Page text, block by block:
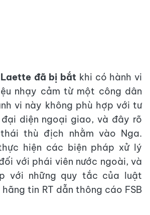
đã bị bắt khi có hành vi
nhạy cảm từ một công dân
vi này không phù hợp với tư
diện ngoại giao, và đây rõ
thù địch nhằm vào Nga.
hiện các biện pháp xử lý
với phái viên nước ngoài, và
với những quy tắc của luật
tin RT dẫn thông cáo FSB